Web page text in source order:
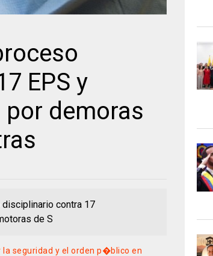
EPS y
demoras
disciplinario contra 17
de S
seguridad y el orden p�blico en